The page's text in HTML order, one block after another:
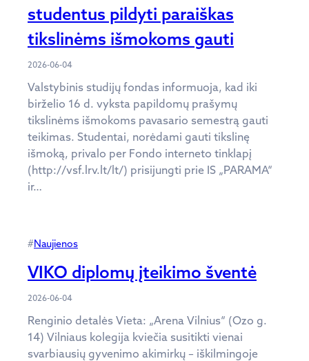
studentus pildyti paraiškas
tikslinėms išmokoms gauti
2026-06-04
Valstybinis studijų fondas informuoja, kad iki
birželio 16 d. vyksta papildomų prašymų
tikslinėms išmokoms pavasario semestrą gauti
teikimas. Studentai, norėdami gauti tikslinę
išmoką, privalo per Fondo interneto tinklapį
(http://vsf.lrv.lt/lt/) prisijungti prie IS „PARAMA“
ir…
#Naujienos
VIKO diplomų įteikimo šventė
2026-06-04
Renginio detalės Vieta: „Arena Vilnius“ (Ozo g.
14) Vilniaus kolegija kviečia susitikti vienai
svarbiausių gyvenimo akimirkų – iškilmingoje